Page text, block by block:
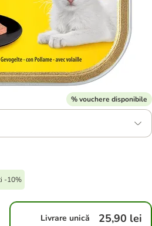
% vouchere disponibile
-10%
Livrare unică 25,90 lei